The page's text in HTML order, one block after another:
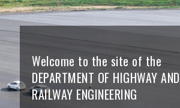
Welcome to the site of the
DEPARTMENT OF HIGHWAY AND
RAILWAY ENGINEERING